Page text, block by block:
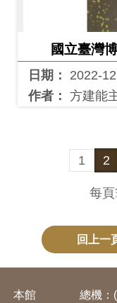
國立臺灣
日期：
2022-
作者： 方建能
1 2
每
回上一
本館 總機：